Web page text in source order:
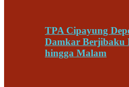
TPA Cipayung
Damkar Berjibaku
hingga Malam